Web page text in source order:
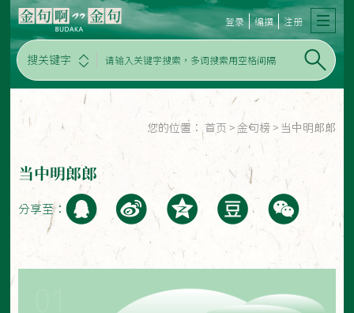
搜关键字
登录 编撰 注册
您的位置： 首页 > 金句榜 > 当中明郎郎
当中明郎郎
分享至：